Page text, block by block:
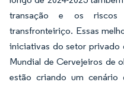
transação e os
transfronteiriço. Essas
iniciativas do setor privado
Mundial de Cervejeiros de
estão criando um cenário